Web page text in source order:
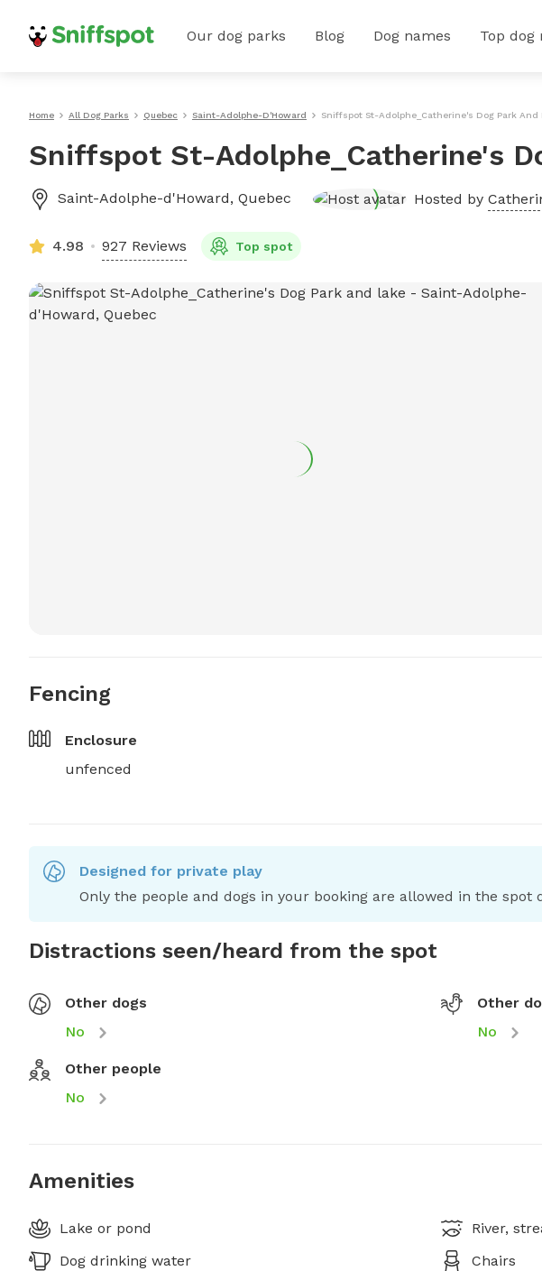
Our dog parks Blog Dog names Top dog
Home All Dog Parks Quebec Saint-Adolphe-D'Howard Sniffspot St-Adolphe_Catherine's Dog Park And
Sniffspot St-Adolphe_Catherine's
Saint-Adolphe-d'Howard, Quebec Hosted by
4.98 927 Reviews Top spot
Fencing
Enclosure
unfenced
Designed for private play
Only the people and dogs in your booking are allowed in the spot
Distractions seen/heard from the spot
Other dogs
No
Other
No
Other people
No
Amenities
Lake or pond
River,
Dog drinking water
Chairs